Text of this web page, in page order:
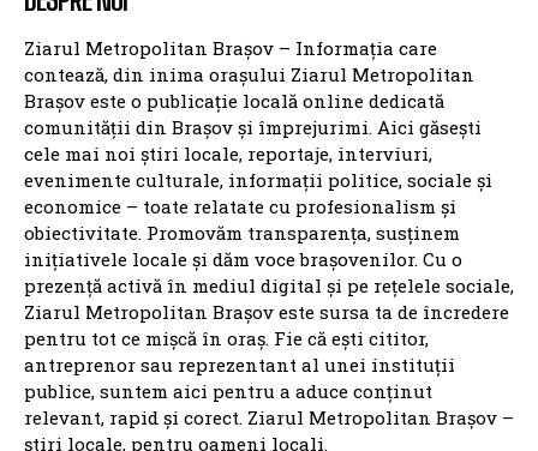
Ziarul Metropolitan Brașov – Informația care
contează, din inima orașului Ziarul Metropolitan
Brașov este o publicație locală online dedicată
comunității din Brașov și împrejurimi. Aici găsești
cele mai noi știri locale, reportaje, interviuri,
evenimente culturale, informații politice, sociale și
economice – toate relatate cu profesionalism și
obiectivitate. Promovăm transparența, susținem
inițiativele locale și dăm voce brașovenilor. Cu o
prezență activă în mediul digital și pe rețelele sociale,
Ziarul Metropolitan Brașov este sursa ta de încredere
pentru tot ce mișcă în oraș. Fie că ești cititor,
antreprenor sau reprezentant al unei instituții
publice, suntem aici pentru a aduce conținut
relevant, rapid și corect. Ziarul Metropolitan Brașov –
știri locale, pentru oameni locali.